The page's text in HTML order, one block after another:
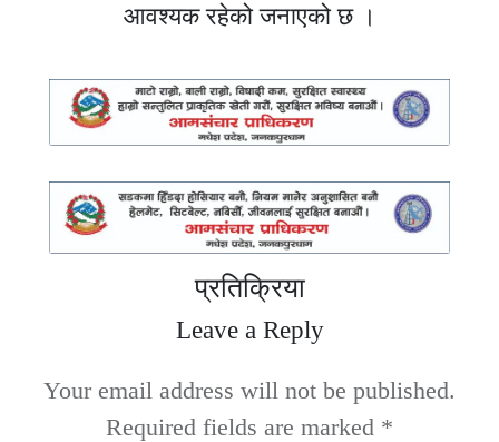
आवश्यक रहेको जनाएको छ ।
प्रतिक्रिया
Leave a Reply
Your email address will not be published.
Required fields are marked *